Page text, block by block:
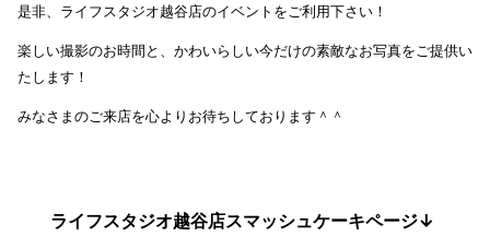
是非、ライフスタジオ越谷店のイベントをご利用下さい！
楽しい撮影のお時間と、かわいらしい今だけの素敵なお写真をご提供い
たします！
みなさまのご来店を心よりお待ちしております＾＾
ライフスタジオ越谷店スマッシュケーキページ↓